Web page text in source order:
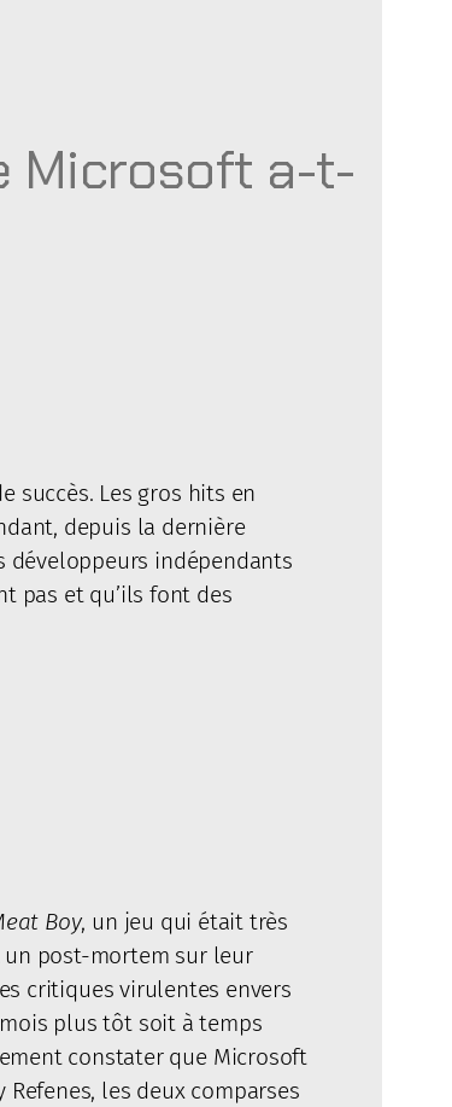
Microsoft a-t-
succès. Les gros hits en
depuis la dernière
développeurs indépendants
pas et qu’ils font des
Boy, un jeu qui était très
un post-mortem sur leur
critiques virulentes envers
plus tôt soit à temps
constater que Microsoft
les deux comparses